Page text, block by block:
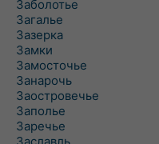
Заболотье
Загалье
Зазерка
Замки
Замосточье
Занарочь
Заостровечье
Заполье
Заречье